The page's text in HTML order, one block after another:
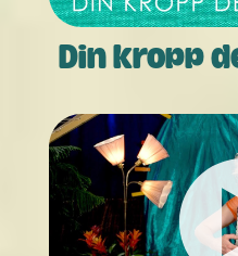
Din kropp